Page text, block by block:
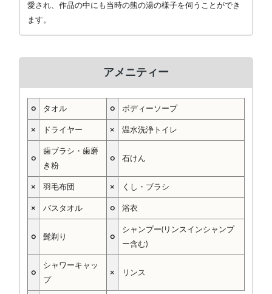
愛され、作品の中にも当時の熊の湯の様子を伺うことができ
ます。
アメニティー
○ タオル ○ ボディーソープ
× ドライヤー × 温水洗浄トイレ
○
歯ブラシ・歯磨
き粉
○ 石けん
× 羽毛布団 × くし・ブラシ
× バスタオル ○ 浴衣
○ 髭剃り ○
シャンプー(リンスインシャンプ
ー含む)
○
シャワーキャッ
プ
× リンス